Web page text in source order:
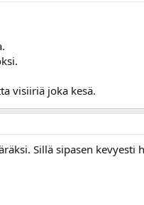
visiiriä joka kesä.
Sillä sipasen kevyesti